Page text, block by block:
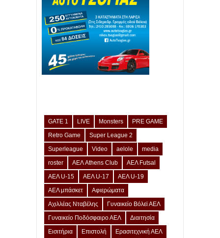
GATE 1 LIVE Monsters
PRE GAME
Retro Game
Super League 2
Superleague
Video aelole
media
roster
ΑΕΛ Athens Club
ΑΕΛ Futsal
ΑΕΛ U-15
ΑΕΛ U-17
ΑΕΛ U-19
ΑΕΛ μπάσκετ
Αφιερώματα
Αχιλλέας Νταβέλης
Γυναικείο Βόλεϊ ΑΕΛ
Γυναικείο Ποδόσφαιρο ΑΕΛ
Διαιτησία
Εισιτήρια
Επιστολή Ερασιτεχνική ΑΕΛ